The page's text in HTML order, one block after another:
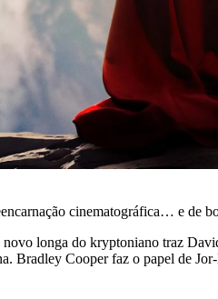
cinematográfica… e de
novo longa do kryptoniano traz
Bradley Cooper faz o papel de